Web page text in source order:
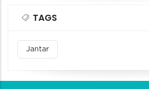
TAGS
Jantar